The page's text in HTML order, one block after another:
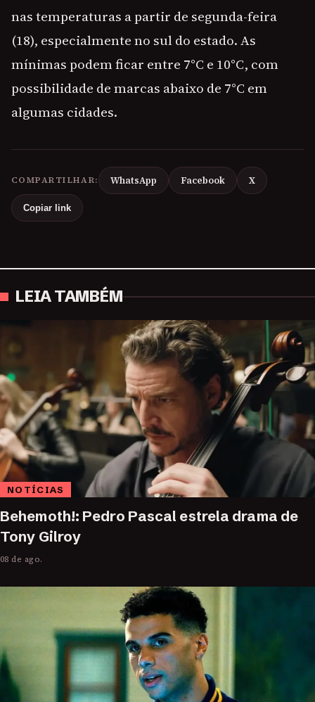
nas temperaturas a partir de segunda-feira
(18), especialmente no sul do estado. As
mínimas podem ficar entre 7°C e 10°C, com
possibilidade de marcas abaixo de 7°C em
algumas cidades.
COMPARTILHAR: WhatsApp Facebook X
Copiar link
LEIA TAMBÉM
NOTÍCIAS
Behemoth!: Pedro Pascal estrela drama de
Tony Gilroy
08 de ago.